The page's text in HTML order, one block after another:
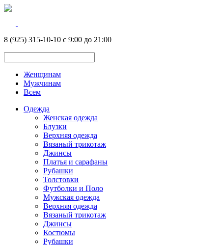
8 (925) 315-10-10 с 9:00 до 21:00
Женщинам
Мужчинам
Всем
Одежда
Женская одежда
Блузки
Верхняя одежда
Вязаный трикотаж
Джинсы
Платья и сарафаны
Рубашки
Толстовки
Футболки и Поло
Мужская одежда
Верхняя одежда
Вязаный трикотаж
Джинсы
Костюмы
Рубашки